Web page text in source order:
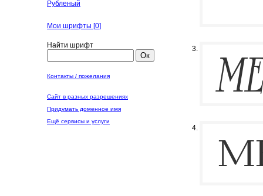
Рубленый
Мои шрифты [0]
Найти шрифт
Ок
Контакты / пожелания
Сайт в разных разрешениях
Придумать доменное имя
Ещё сервисы и услуги